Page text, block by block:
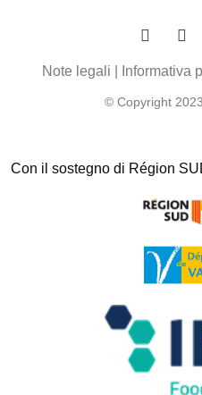
© Copyright
Note legali Informativa
Con il sostegno di Région